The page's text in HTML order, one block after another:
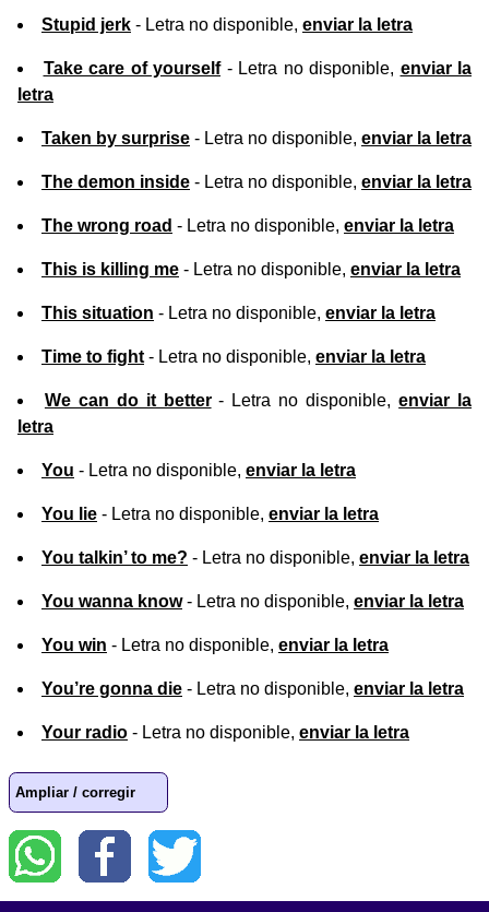
Stupid jerk - Letra no disponible, enviar la letra
Take care of yourself- Letra no disponible, enviar la
letra
Taken by surprise - Letra no disponible, enviar la letra
The demon inside - Letra no disponible, enviar la letra
The wrong road - Letra no disponible, enviar la letra
This is killing me - Letra no disponible, enviar la letra
This situation - Letra no disponible, enviar la letra
Time to fight - Letra no disponible, enviar la letra
We can do it better- Letra no disponible,enviar la
letra
You - Letra no disponible, enviar la letra
You lie - Letra no disponible, enviar la letra
You talkin’ to me? - Letra no disponible, enviar la letra
You wanna know- Letra no disponible, enviar la letra
You win - Letra no disponible, enviar la letra
You’re gonna die - Letra no disponible, enviar la letra
Your radio - Letra no disponible, enviar la letra
Ampliar / corregir